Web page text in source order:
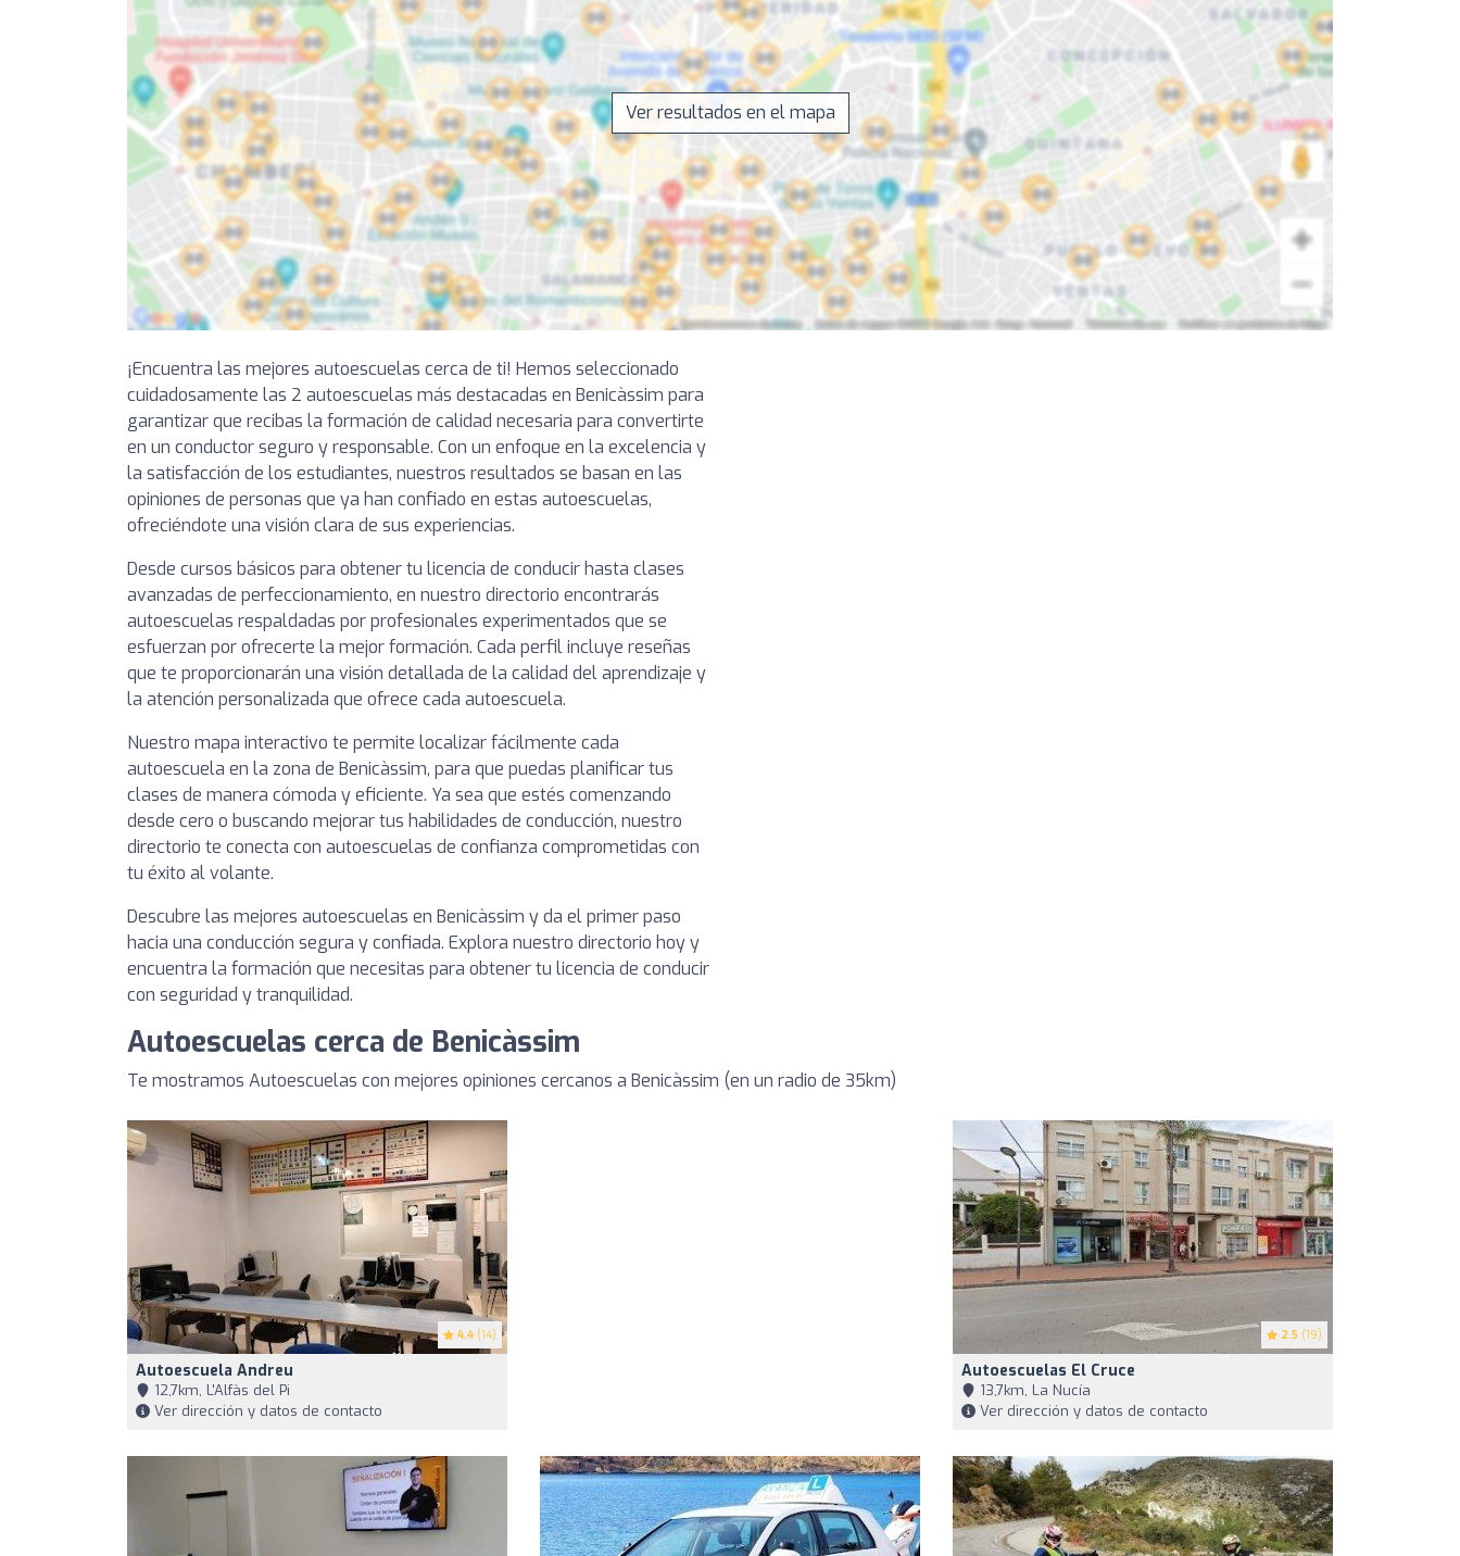
Ver resultados en el mapa
¡Encuentra las mejores autoescuelas cerca de ti! Hemos seleccionado
cuidadosamente las 2 autoescuelas más destacadas en Benicàssim para
garantizar que recibas la formación de calidad necesaria para convertirte
en un conductor seguro y responsable. Con un enfoque en la excelencia y
la satisfacción de los estudiantes, nuestros resultados se basan en las
opiniones de personas que ya han confiado en estas autoescuelas,
ofreciéndote una visión clara de sus experiencias.
Desde cursos básicos para obtener tu licencia de conducir hasta clases
avanzadas de perfeccionamiento, en nuestro directorio encontrarás
autoescuelas respaldadas por profesionales experimentados que se
esfuerzan por ofrecerte la mejor formación. Cada perfil incluye reseñas
que te proporcionarán una visión detallada de la calidad del aprendizaje y
la atención personalizada que ofrece cada autoescuela.
Nuestro mapa interactivo te permite localizar fácilmente cada
autoescuela en la zona de Benicàssim, para que puedas planificar tus
clases de manera cómoda y eficiente. Ya sea que estés comenzando
desde cero o buscando mejorar tus habilidades de conducción, nuestro
directorio te conecta con autoescuelas de confianza comprometidas con
tu éxito al volante.
Descubre las mejores autoescuelas en Benicàssim y da el primer paso
hacia una conducción segura y confiada. Explora nuestro directorio hoy y
encuentra la formación que necesitas para obtener tu licencia de conducir
con seguridad y tranquilidad.
Autoescuelas cerca de Benicàssim
Te mostramos Autoescuelas con mejores opiniones cercanos a Benicàssim (en un radio de 35km)
4.4 (14)
Autoescuela Andreu
12,7km, L'Alfàs del Pi
Ver dirección y datos de contacto
2.5 (19)
Autoescuelas El Cruce
13,7km, La Nucía
Ver dirección y datos de contacto